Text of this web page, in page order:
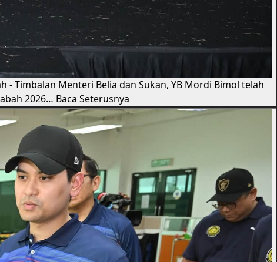
- Timbalan Menteri Belia dan Sukan, YB Mordi Bimol telah
2026… Baca Seterusnya